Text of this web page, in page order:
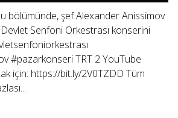
bölümünde, şef Alexander Anissimov
Senfoni Orkestrası konserini
#pazarkonseri TRT 2 YouTube
için: https://bit.ly/2V0TZDD Tüm